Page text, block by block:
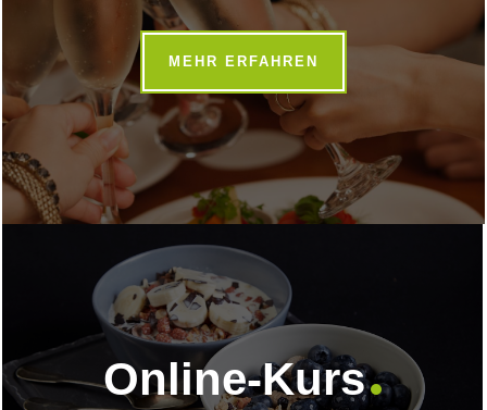
MEHR ERFAHREN
Online-Kurs